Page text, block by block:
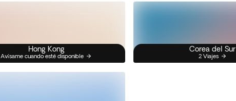
Hong Kong
Avísame cuando esté disponible
Corea del Sur
2 Viajes